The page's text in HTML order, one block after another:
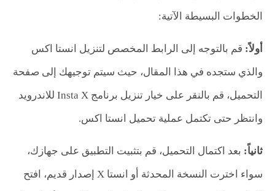
الخطوات البسيطة الآتية:
أولاً: قم بالتوجه إلى الرابط المخصص لتنزيل انستا اكس
والذي ستجده في هذا المقال، حيث سيتم توجيهك إلى صفحة
التحميل، قم بالنقر على خيار تنزيل برنامج Insta X للاندرويد
وانتظر حتى تكتمل عملية تحميل انستا اكس.
ثانياً: بعد اكتمال التحميل، قم بتثبيت التطبيق على جهازك،
سواء اخترت النسخة المحدثة أو انستا X إصدار قديم، افتح